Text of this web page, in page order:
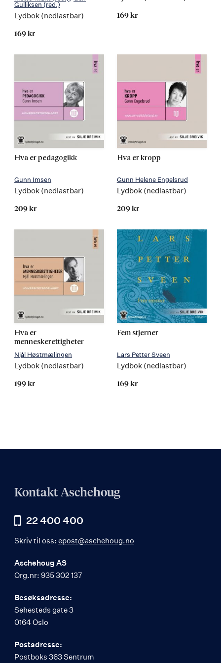
Gulliksen (red.)
Lydbok (nedlastbar)
169 kr
169 kr
Hva er pedagogikk
Gunn Imsen
Lydbok (nedlastbar)
209 kr
Hva er kropp
Gunn Helene Engelsrud
Lydbok (nedlastbar)
209 kr
Hva er
menneskerettigheter
Njål Høstmælingen
Lydbok (nedlastbar)
199 kr
Fem stjerner
Lars Petter Sveen
Lydbok (nedlastbar)
169 kr
Kontakt Aschehoug
22 400 400
Skriv til oss: epost@aschehoug.no
Aschehoug AS
Org.nr: 935 302 137
Besøksadresse:
Sehesteds gate 3
0164 Oslo
Postadresse:
Postboks 363 Sentrum